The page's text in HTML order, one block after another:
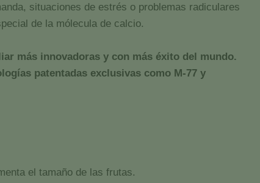
situaciones de estrés o problemas radiculares
de la mólecula de calcio.
más innovadoras y con más éxito del mundo.
patentadas exclusivas como M-77 y
el tamaño de las frutas.